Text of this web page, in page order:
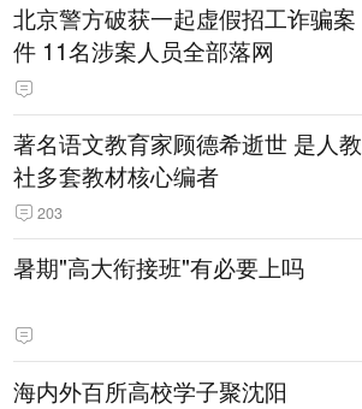
北京警方破获一起虚假招工诈骗案
件 11名涉案人员全部落网
著名语文教育家顾德希逝世 是人教
社多套教材核心编者
203
暑期"高大衔接班"有必要上吗
海内外百所高校学子聚沈阳